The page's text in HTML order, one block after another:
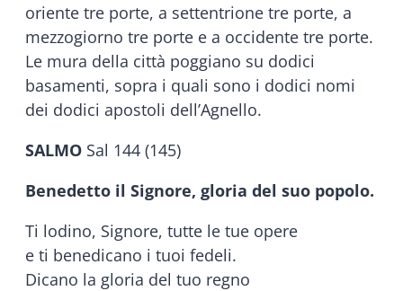
oriente tre porte, a settentrione tre porte, a
mezzogiorno tre porte e a occidente tre porte.
Le mura della città poggiano su dodici
basamenti, sopra i quali sono i dodici nomi
dei dodici apostoli dell’Agnello.
SALMO Sal 144 (145)
Benedetto il Signore, gloria del suo popolo.
Ti lodino, Signore, tutte le tue opere
e ti benedicano i tuoi fedeli.
Dicano la gloria del tuo regno